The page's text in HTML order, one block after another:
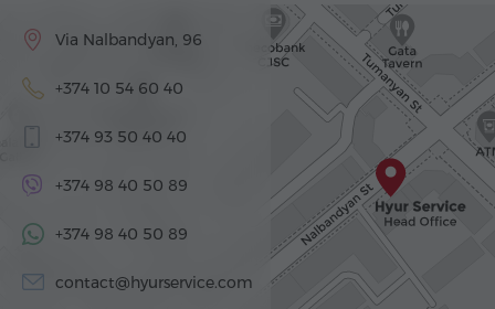
Via Nalbandyan, 96
+374 10 54 60 40
+374 93 50 40 40
+374 98 40 50 89
+374 98 40 50 89
contact@hyurservice.com